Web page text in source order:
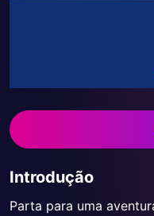
Introdução
Parta para uma